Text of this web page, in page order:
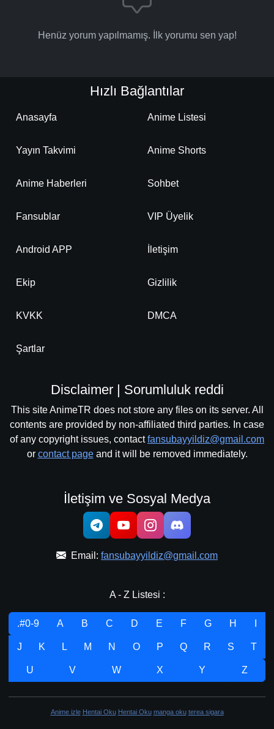
Henüz yorum yapılmamış. İlk yorumu sen yap!
Hızlı Bağlantılar
Anasayfa Anime Listesi
Yayın Takvimi Anime Shorts
Anime Haberleri Sohbet
Fansublar VIP Üyelik
Android APP İletişim
Ekip Gizlilik
KVKK DMCA
Şartlar
Disclaimer | Sorumluluk reddi
This site AnimeTR does not store any files on its server. All
contents are provided by non-affiliated third parties. In case
of any copyright issues, contactfansubayyildiz@gmail.com
or contact pageand it will be removed immediately.
İletişim ve Sosyal Medya
Email: fansubayyildiz@gmail.com
A - Z Listesi :
.#0-9 A B C D E F G H
J K L M N O P Q R S T
U V W X Y Z
Anime izle Hentai Oku Hentai Oku manga oku terea sigara